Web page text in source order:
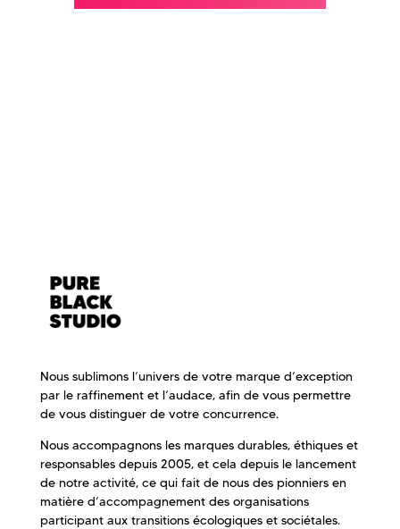
Nous sublimons l’univers de votre marque d’exception
par le raffinement et l’audace, afin de vous permettre
de vous distinguer de votre concurrence.
Nous accompagnons les marques durables, éthiques et
responsables depuis 2005, et cela depuis le lancement
de notre activité, ce qui fait de nous des pionniers en
matière d’accompagnement des organisations
participant aux transitions écologiques et sociétales.